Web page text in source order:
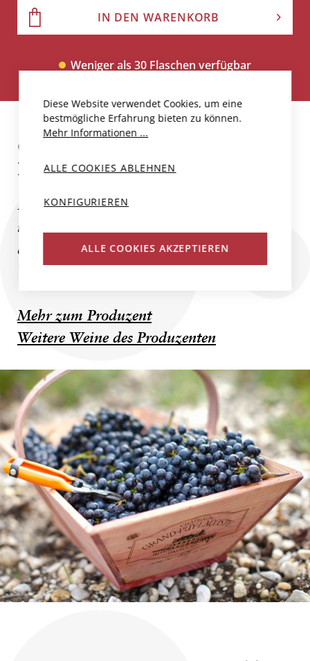
IN DEN WARENKORB
Weniger als 30 Flaschen verfügbar
CHÂTEAU GRAND-PUY-
LACOSTE
In der französischen Appellation Pauillac,
in der Nähe von Bordeaux, befindet sich
das Château Grand-Puy-Lacoste, dessen
Weine mit dem Namen des...
Mehr zum Produzent
Weitere Weine des Produzenten
Diese Website verwendet Cookies, um eine
bestmögliche Erfahrung bieten zu können.
Mehr Informationen ...
ALLE COOKIES ABLEHNEN
KONFIGURIEREN
ALLE COOKIES AKZEPTIEREN